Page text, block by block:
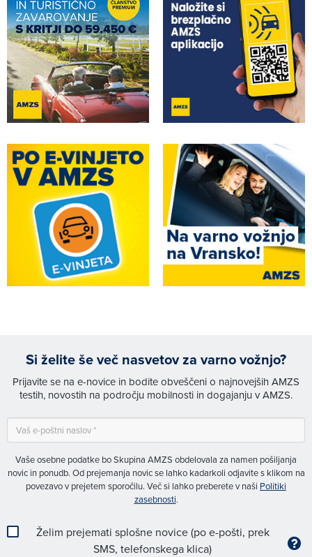
Si želite še več nasvetov za varno vožnjo?
Prijavite se na e-novice in bodite obveščeni o najnovejših AMZS
testih, novostih na področju mobilnosti in dogajanju v AMZS.
Vaše osebne podatke bo Skupina AMZS obdelovala za namen pošiljanja
novic in ponudb. Od prejemanja novic se lahko kadarkoli odjavite s klikom na
povezavo v prejetem sporočilu. Več si lahko preberete v naši Politiki
zasebnosti.
Želim prejemati splošne novice (po e-pošti, prek
SMS, telefonskega klica)